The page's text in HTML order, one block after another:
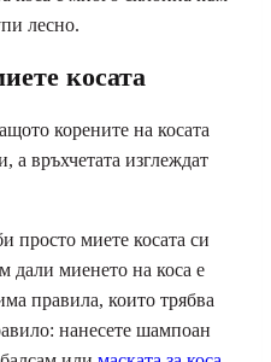
лесно.
косата
корените на косата
а връхчетата изглеждат
просто миете косата си
дали миенето на коса е
правила, които трябва
нанесете шампоан